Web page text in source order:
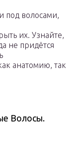
под волосами,
их. Узнайте,
не придётся
анатомию, так
Волосы.